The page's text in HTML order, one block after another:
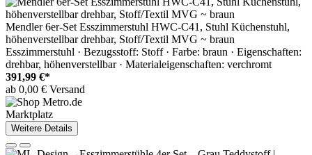
Mendler 6er-Set Esszimmerstuhl HWC-C41, Stuhl Küchenstuhl,
höhenverstellbar drehbar, Stoff/Textil MVG ~ braun
Esszimmerstuhl · Bezugsstoff: Stoff · Farbe: braun · Eigenschaften:
drehbar, höhenverstellbar · Materialeigenschaften: verchromt
391,99 €*
ab 0,00 € Versand
Marktplatz
Weitere Details